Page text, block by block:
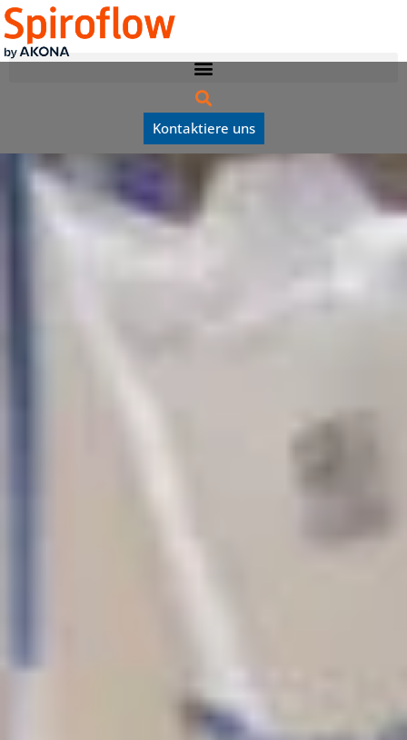
Kontaktiere uns